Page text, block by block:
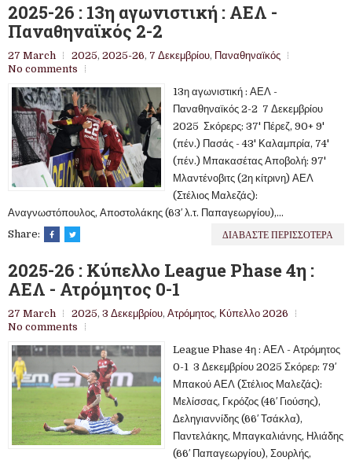
2025-26 : 13η αγωνιστική : ΑΕΛ -
Παναθηναϊκός 2-2
27 March 2025, 2025-26, 7 Δεκεμβρίου, Παναθηναϊκός
No comments
13η αγωνιστική : ΑΕΛ -
Παναθηναϊκός 2-2 7 Δεκεμβρίου
2025 Σκόρερς: 37' Πέρεζ, 90+ 9'
(πέν.) Πασάς - 43' Καλαμπρία, 74'
(πέν.) Μπακασέτας Αποβολή: 97'
Μλαντένοβιτς (2η κίτρινη) ΑΕΛ
(Στέλιος Μαλεζάς):
Αναγνωστόπουλος, Αποστολάκης (63′ λ.τ. Παπαγεωργίου),...
Share:
ΔΙΑΒΑΣΤΕ ΠΕΡΙΣΣΟΤΕΡΑ
2025-26 : Κύπελλο League Phase 4η :
ΑΕΛ - Ατρόμητος 0-1
27 March 2025, 3 Δεκεμβρίου, Ατρόμητος, Κύπελλο 2026
No comments
League Phase 4η : ΑΕΛ - Ατρόμητος
0-1 3 Δεκεμβρίου 2025 Σκόρερ: 79′
Μπακού ΑΕΛ (Στέλιος Μαλεζάς):
Μελίσσας, Γκρόζος (46′ Γιούσης),
Δεληγιαννίδης (66′ Τσάκλα),
Παντελάκης, Μπαγκαλιάνης, Ηλιάδης
(66′ Παπαγεωργίου), Σουρλής,